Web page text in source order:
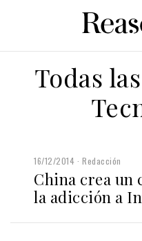
Todas
16/12/2014 Redacción
China crea un
la adicción a